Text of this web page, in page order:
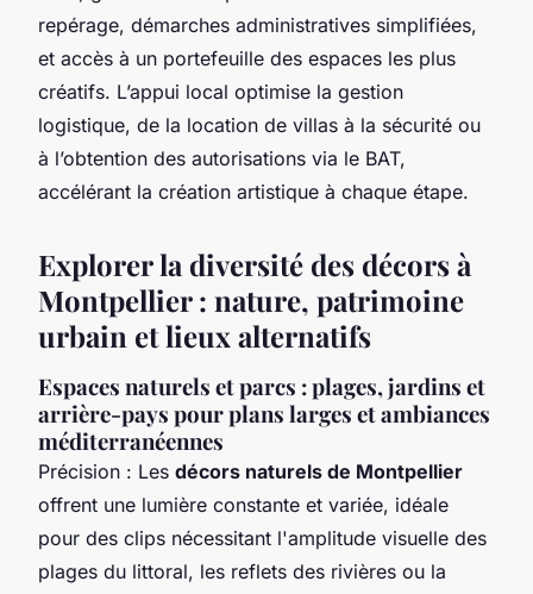
repérage, démarches administratives simplifiées,
et accès à un portefeuille des espaces les plus
créatifs. L’appui local optimise la gestion
logistique, de la location de villas à la sécurité ou
à l’obtention des autorisations via le BAT,
accélérant la création artistique à chaque étape.
Explorer la diversité des décors à
Montpellier : nature, patrimoine
urbain et lieux alternatifs
Espaces naturels et parcs : plages, jardins et
arrière-pays pour plans larges et ambiances
méditerranéennes
Précision : Les décors naturels de Montpellier
offrent une lumière constante et variée, idéale
pour des clips nécessitant l'amplitude visuelle des
plages du littoral, les reflets des rivières ou la